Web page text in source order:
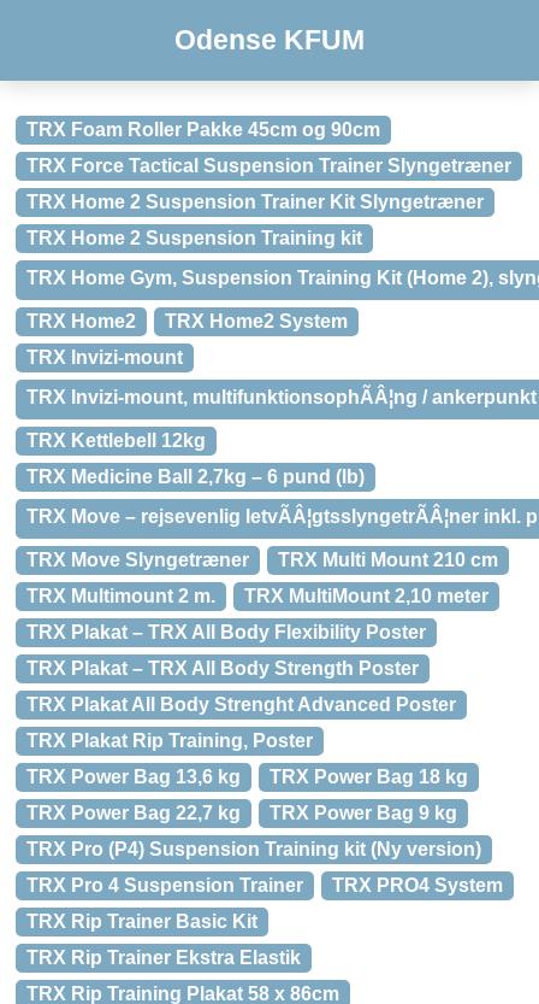
Odense KFUM
TRX Foam Roller Pakke 45cm og 90cm
TRX Force Tactical Suspension Trainer Slyngetræner
TRX Home 2 Suspension Trainer Kit Slyngetræner
TRX Home 2 Suspension Training kit
TRX Home Gym, Suspension Training Kit (Home 2),
TRX Home2
TRX Home2 System
TRX Invizi-mount
TRX Invizi-mount, multifunktionsophÃÂ¦ng / ankerpunkt
TRX Kettlebell 12kg
TRX Medicine Ball 2,7kg – 6 pund (lb)
TRX Move – rejsevenlig letvÃÂ¦gtsslyngetrÃÂ¦ner inkl.
TRX Move Slyngetræner
TRX Multi Mount 210 cm
TRX Multimount 2 m.
TRX MultiMount 2,10 meter
TRX Plakat – TRX All Body Flexibility Poster
TRX Plakat – TRX All Body Strength Poster
TRX Plakat All Body Strenght Advanced Poster
TRX Plakat Rip Training, Poster
TRX Power Bag 13,6 kg
TRX Power Bag 18 kg
TRX Power Bag 22,7 kg
TRX Power Bag 9 kg
TRX Pro (P4) Suspension Training kit (Ny version)
TRX Pro 4 Suspension Trainer
TRX PRO4 System
TRX Rip Trainer Basic Kit
TRX Rip Trainer Ekstra Elastik
TRX Rip Training Plakat 58 x 86cm